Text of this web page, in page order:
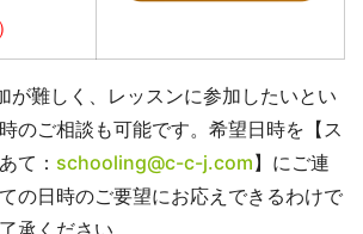
が難しく、レッスンに参加したいとい
のご相談も可能です。希望日時を【ス
て： schooling@c-c-j.com】にご連
の日時のご要望にお応えできるわけで
承ください。